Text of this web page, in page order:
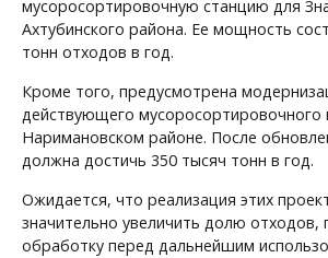
мусоросортировочную станцию для
Ахтубинского района. Ее мощность
тонн отходов в год.
Кроме того, предусмотрена
действующего мусоросортировочного
Наримановском районе. После
должна достичь 350 тысяч тонн в год.
Ожидается, что реализация этих
значительно увеличить долю
обработку перед дальнейшим